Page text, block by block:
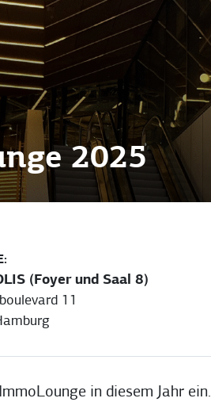
2025
(Foyer und Saal 8)
11
in diesem Jahr ein.